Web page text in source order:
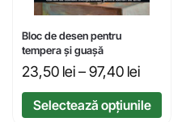
Bloc de desen pentru
tempera și guașă
23,50 lei–97,40 lei
Selectează opțiunile